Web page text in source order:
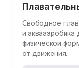
Свободное
и
физической
от движения.